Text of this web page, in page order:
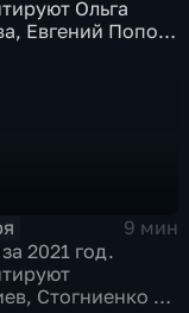
Ольга
Евгений Попов
9 мин
2021 год.
Стогниенко и